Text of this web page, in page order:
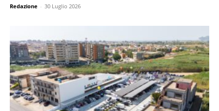
Redazione - 30 Luglio 2026